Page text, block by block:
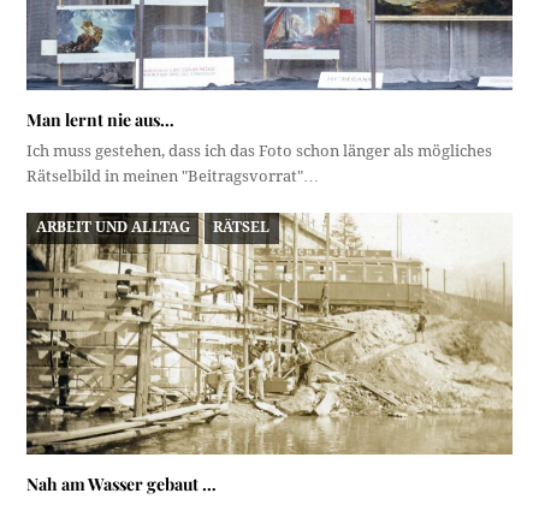
Man lernt nie aus…
Ich muss gestehen, dass ich das Foto schon länger als mögliches
Rätselbild in meinen "Beitragsvorrat"…
ARBEIT UND ALLTAG RÄTSEL
Nah am Wasser gebaut …